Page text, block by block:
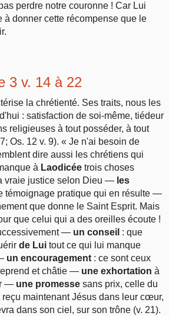
perdre notre couronne ! Car Lui
à donner cette récompense que le
3 v. 14 à 22
la chrétienté. Ses traits, nous les
: satisfaction de soi-même, tiédeur
religieuses à tout posséder, à tout
Os. 12 v. 9). « Je n'ai besoin de
dire aussi les chrétiens qui
à Laodicée trois choses
vraie justice selon Dieu — les
témoignage pratique qui en résulte —
que donne le Saint Esprit. Mais
que celui qui a des oreilles écoute !
— un conseil : que
de Lui tout ce qui lui manque
un encouragement : ce sont ceux
et châtie — une exhortation à
— une promesse sans prix, celle du
reçu maintenant Jésus dans leur cœur,
dans son ciel, sur son trône (v. 21).